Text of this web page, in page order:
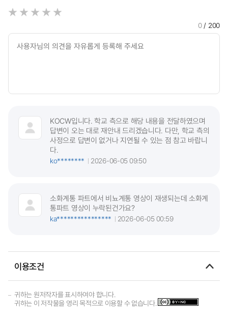
0/ 200
KOCW입니다. 학교 측으로 해당 내용을 전달하였으며
답변이 오는 대로 재안내 드리겠습니다. 다만, 학교 측의
사정으로 답변이 없거나 지연될 수 있는 점 참고 바랍니
다.
ko********
2026-06-05 09:50
소화계통 파트에서 비뇨계통 영상이 재생되는데 소화계
통파트 영상이 누락된건가요?
ka****************
2026-06-05 00:59
이용조건
귀하는 원저작자를 표시하여야 합니다.
귀하는 이 저작물을 영리 목적으로 이용할 수 없습니다.